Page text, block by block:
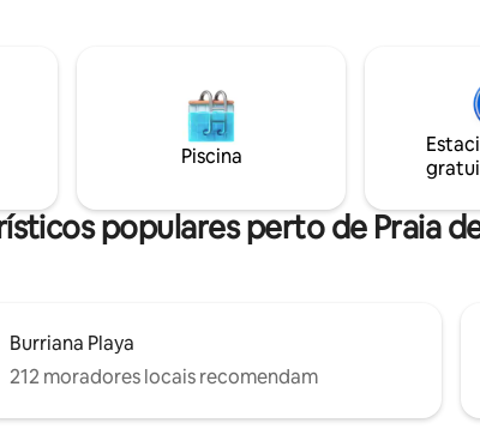
de 10x3 metros,
oferece vistas
o mar. Uma grande
6 lugares aquecida a
Torrecilla e a 4 minutos da
Europa. Cercado por bares e
restaurantes. WI-FI GRATUITO.
Piscina
populares perto de Praia
Burriana Playa
212 moradores locais recomendam